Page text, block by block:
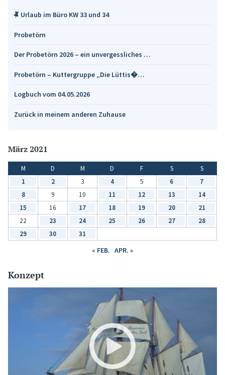
Urlaub im Büro KW 33 und 34
Probetörn
Der Probetörn 2026 – ein unvergessliches …
Probetörn – Kuttergruppe „Die Lüttis�…
Logbuch vom 04.05.2026
Zurück in meinem anderen Zuhause
März 2021
M D M D F S
S
1
2 3 4 5 6
7
8
9 10 11 12 13
14
15
16 17 18 19 20
21
22
23 24 25 26 27
28
29
30 31
« FEB. APR. »
Konzept